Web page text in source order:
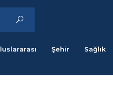
Şehir Sağlık